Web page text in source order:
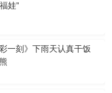
娃”
彩一刻》下雨天认真干饭